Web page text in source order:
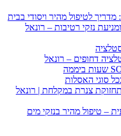
מהיר ויסודי בבית
רטיבות – רונאל
– רונאל
במקלחת | רונאל
מהיר בנזקי מים